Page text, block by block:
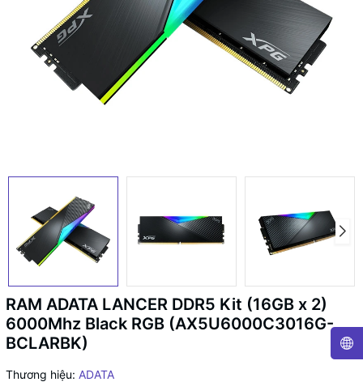
RAM ADATA LANCER DDR5 Kit (16GB x 2)
6000Mhz Black RGB (AX5U6000C3016G-
BCLARBK)
Thương hiệu: ADATA